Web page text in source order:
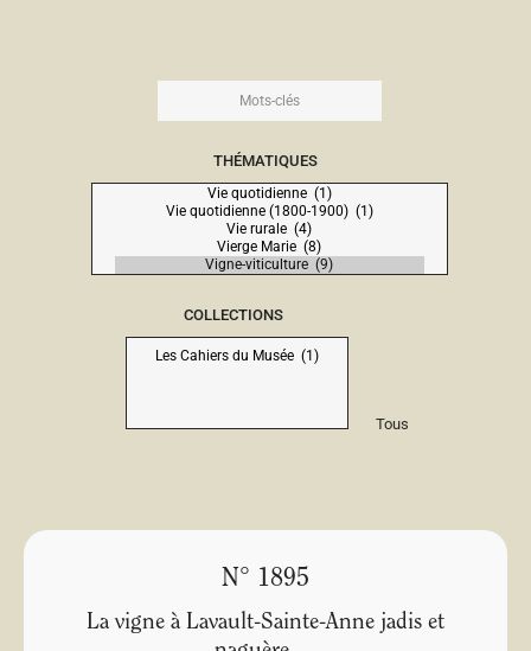
THÉMATIQUES
COLLECTIONS
Tous
N° 1895
La vigne à Lavault-Sainte-Anne jadis et